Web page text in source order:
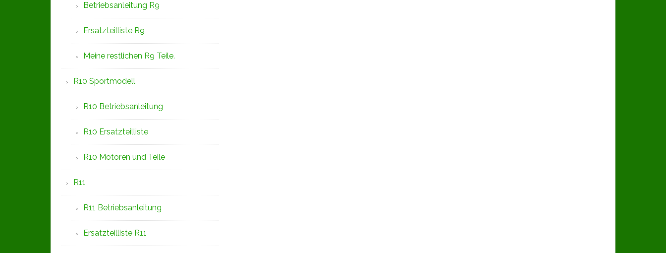
Betriebsanleitung R9
Ersatzteilliste R9
Meine restlichen R9 Teile.
R10 Sportmodell
R10 Betriebsanleitung
R10 Ersatzteilliste
R10 Motoren und Teile
R11
R11 Betriebsanleitung
Ersatzteilliste R11